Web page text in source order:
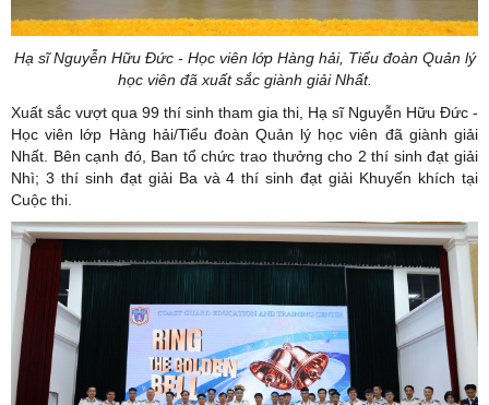
Hạ sĩ Nguyễn Hữu Đức - Học viên lớp Hàng hải, Tiểu đoàn Quản lý
học viên đã xuất sắc giành giải Nhất.
Xuất sắc vượt qua 99 thí sinh tham gia thi, Hạ sĩ Nguyễn Hữu Đức -
Học viên lớp Hàng hải/Tiểu đoàn Quản lý học viên đã giành giải
Nhất. Bên cạnh đó, Ban tổ chức trao thưởng cho 2 thí sinh đạt giải
Nhì; 3 thí sinh đạt giải Ba và 4 thí sinh đạt giải Khuyến khích tại
Cuộc thi.